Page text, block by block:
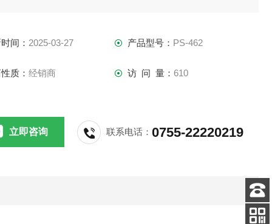
间： 2025-03-27 产品型号： PS-462
质：经销商 访 问 量： 610
立即咨询 联系电话：0755-22220219
客服
电话